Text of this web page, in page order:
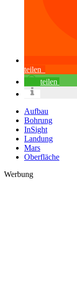
teilen
teilen
Aufbau
Bohrung
InSight
Landung
Mars
Oberfläche
Werbung